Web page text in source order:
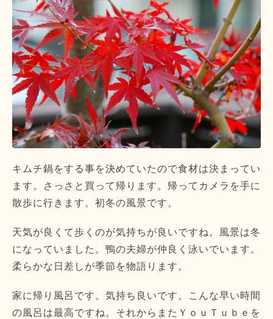
キムチ鍋をする事を決めていたので食材は決まってい
ます。さっさと買って帰ります。帰ってカメラを手に
散歩に行きます。初冬の風景です。
天気が良くて歩くのが気持ちが良いですね。風景は冬
になっていました。鴨の夫婦が仲良く泳いでいます。
柔らかな日差しが季節を物語ります。
家に帰り風呂です。気持ち良いです。こんな早い時間
の風呂は最高ですね。それからまたＹｏｕＴｕｂｅを